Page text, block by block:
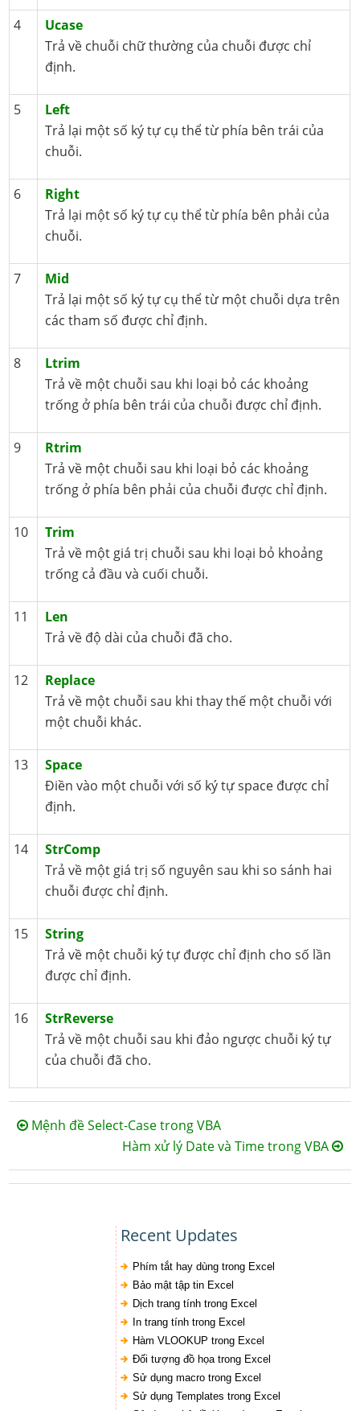
4
Ucase
Trả về chuỗi chữ thường của chuỗi được chỉ
định.
5
Left
Trả lại một số ký tự cụ thể từ phía bên trái của
chuỗi.
6
Right
Trả lại một số ký tự cụ thể từ phía bên phải của
chuỗi.
7
Mid
Trả lại một số ký tự cụ thể từ một chuỗi dựa trên
các tham số được chỉ định.
8
Ltrim
Trả về một chuỗi sau khi loại bỏ các khoảng
trống ở phía bên trái của chuỗi được chỉ định.
9
Rtrim
Trả về một chuỗi sau khi loại bỏ các khoảng
trống ở phía bên phải của chuỗi được chỉ định.
10
Trim
Trả về một giá trị chuỗi sau khi loại bỏ khoảng
trống cả đầu và cuối chuỗi.
11
Len
Trả về độ dài của chuỗi đã cho.
12
Replace
Trả về một chuỗi sau khi thay thế một chuỗi với
một chuỗi khác.
13
Space
Điền vào một chuỗi với số ký tự space được chỉ
định.
14
StrComp
Trả về một giá trị số nguyên sau khi so sánh hai
chuỗi được chỉ định.
15
String
Trả về một chuỗi ký tự được chỉ định cho số lần
được chỉ định.
16
StrReverse
Trả về một chuỗi sau khi đảo ngược chuỗi ký tự
của chuỗi đã cho.
Mệnh đề Select-Case trong VBA
Hàm xử lý Date và Time trong VBA
Recent Updates
Phím tắt hay dùng trong Excel
Bảo mật tập tin Excel
Dịch trang tính trong Excel
In trang tính trong Excel
Hàm VLOOKUP trong Excel
Đối tượng đồ họa trong Excel
Sử dụng macro trong Excel
Sử dụng Templates trong Excel